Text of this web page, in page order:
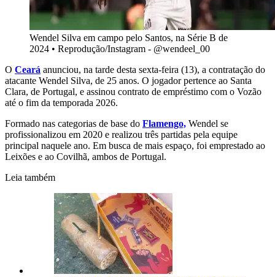
Wendel Silva em campo pelo Santos, na Série B de
2024 • Reprodução/Instagram - @wendeel_00
O Ceará anunciou, na tarde desta sexta-feira (13), a contratação do
atacante Wendel Silva, de 25 anos. O jogador pertence ao Santa
Clara, de Portugal, e assinou contrato de empréstimo com o Vozão
até o fim da temporada 2026.
Formado nas categorias de base do Flamengo, Wendel se
profissionalizou em 2020 e realizou três partidas pela equipe
principal naquele ano. Em busca de mais espaço, foi emprestado ao
Leixões e ao Covilhã, ambos de Portugal.
Leia também